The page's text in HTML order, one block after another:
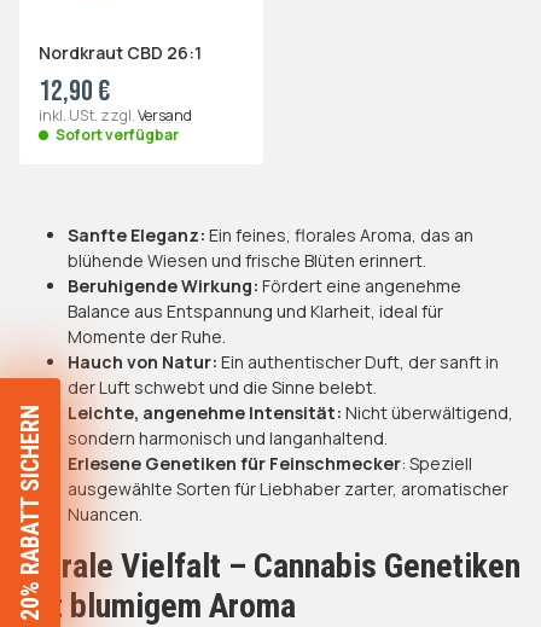
Nordkraut CBD 26:1
12,90 €
inkl. USt. zzgl.Versand
Sofort verfügbar
Sanfte Eleganz: Ein feines, florales Aroma, das an
blühende Wiesen und frische Blüten erinnert.
Beruhigende Wirkung: Fördert eine angenehme
Balance aus Entspannung und Klarheit, ideal für
Momente der Ruhe.
Hauch von Natur: Ein authentischer Duft, der sanft in
der Luft schwebt und die Sinne belebt.
Leichte, angenehme Intensität: Nicht überwältigend,
sondern harmonisch und langanhaltend.
Erlesene Genetiken für Feinschmecker: Speziell
ausgewählte Sorten für Liebhaber zarter, aromatischer
Nuancen.
Florale Vielfalt – Cannabis Genetiken
mit blumigem Aroma
20% RABATT SICHERN